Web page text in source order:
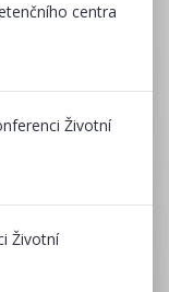
centra
Životní
Životní